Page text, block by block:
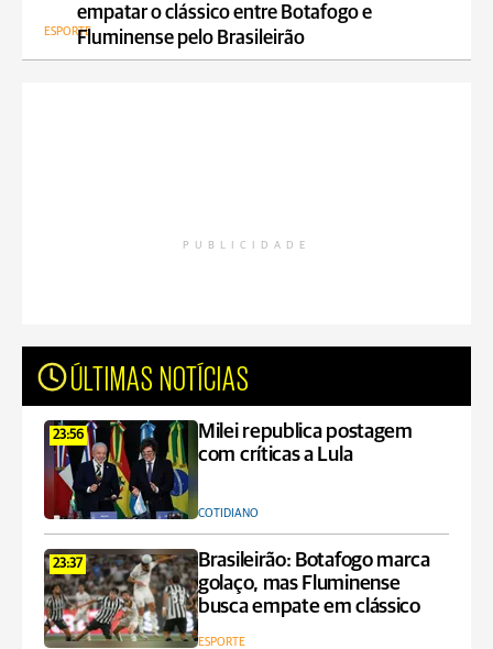
empatar o clássico entre Botafogo e
Fluminense pelo Brasileirão
ESPORTE
PUBLICIDADE
ÚLTIMAS NOTÍCIAS
23:56
Milei republica postagem
com críticas a Lula
COTIDIANO
23:37
Brasileirão: Botafogo marca
golaço, mas Fluminense
busca empate em clássico
ESPORTE